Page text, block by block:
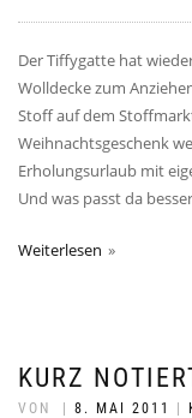
Der Tiffygatte hat
Wolldecke zum
Stoff auf dem
Weihnachtsgeschenk
Erholungsurlaub mit
Und was passt da
Weiterlesen
KURZ
VON 8. MAI 2011